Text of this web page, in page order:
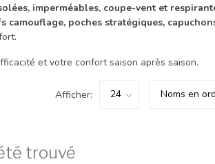
imperméables, coupe-vent et
camouflage, poches stratégiques,
et votre confort saison après saison.
Afficher:
trouvé